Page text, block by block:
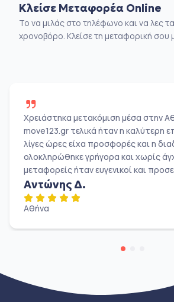
Κλείσε Μεταφορέα Online
Το να μιλάς στο τηλέφωνο και να λες τα
χρονοβόρο. Κλείσε τη μεταφορική σου
Χρειάστηκα μετακόμιση μέσα στην
move123.gr τελικά ήταν η καλύτερη
λίγες ώρες είχα προσφορές και η
ολοκληρώθηκε γρήγορα και χωρίς
μεταφορείς ήταν ευγενικοί και
Αντώνης Δ.
Αθήνα